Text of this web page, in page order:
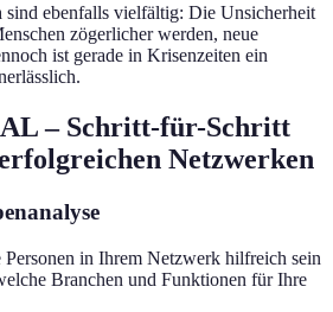
sind ebenfalls vielfältig: Die Unsicherheit
zögerlicher werden, neue
ist gerade in Krisenzeiten ein
– Schritt-für-Schritt
Netzwerken
in Ihrem Netzwerk hilfreich sein
Branchen und Funktionen für Ihre